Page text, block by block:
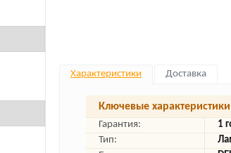
Характеристики Доставка
Ключевые характеристики
Гарантия:
1
Тип: